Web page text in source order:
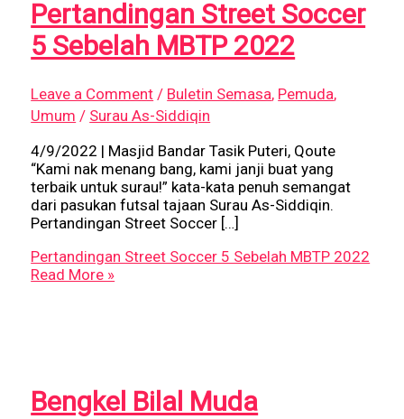
Pertandingan Street Soccer
5 Sebelah MBTP 2022
Leave a Comment / Buletin Semasa, Pemuda,
Umum / Surau As-Siddiqin
4/9/2022 | Masjid Bandar Tasik Puteri, Qoute
“Kami nak menang bang, kami janji buat yang
terbaik untuk surau!” kata-kata penuh semangat
dari pasukan futsal tajaan Surau As-Siddiqin.
Pertandingan Street Soccer […]
Pertandingan Street Soccer 5 Sebelah MBTP 2022
Read More »
Bengkel Bilal Muda